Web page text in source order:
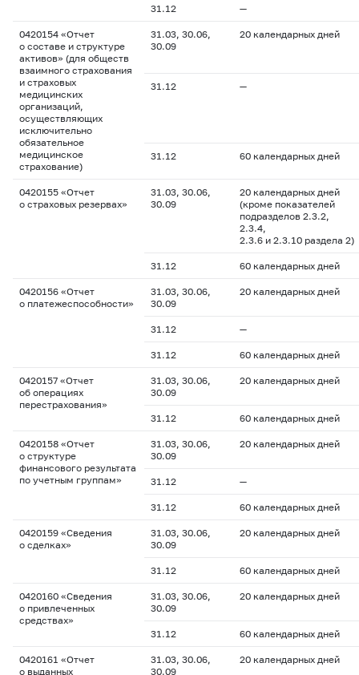
31.12 —
0420154 «Отчет
о составе и структуре
активов» (для обществ
взаимного страхования
и страховых
медицинских
организаций,
осуществляющих
исключительно
обязательное
медицинское
страхование)
31.03, 30.06,
30.09
20 календарных дней
31.12 —
31.12 60 календарных дней
0420155 «Отчет
о страховых резервах»
31.03, 30.06,
30.09
20 календарных дней
(кроме показателей
подразделов 2.3.2,
2.3.4,
2.3.6 и 2.3.10 раздела 2)
31.12 60 календарных дней
0420156 «Отчет
о платежеспособности»
31.03, 30.06,
30.09
20 календарных дней
31.12 —
31.12 60 календарных дней
0420157 «Отчет
об операциях
перестрахования»
31.03, 30.06,
30.09
20 календарных дней
31.12 60 календарных дней
0420158 «Отчет
о структуре
финансового результата
по учетным группам»
31.03, 30.06,
30.09
20 календарных дней
31.12 —
31.12 60 календарных дней
0420159 «Сведения
о сделках»
31.03, 30.06,
30.09
20 календарных дней
31.12 60 календарных дней
0420160 «Сведения
о привлеченных
средствах»
31.03, 30.06,
30.09
20 календарных дней
31.12 60 календарных дней
0420161 «Отчет
о выданных
31.03, 30.06,
30.09
20 календарных дней